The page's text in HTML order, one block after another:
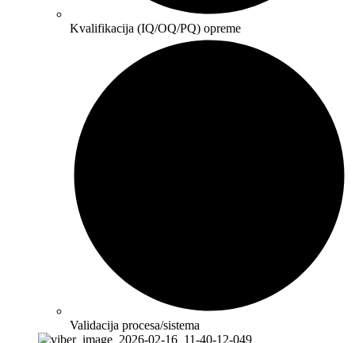
Kvalifikacija (IQ/OQ/PQ) opreme
Validacija procesa/sistema